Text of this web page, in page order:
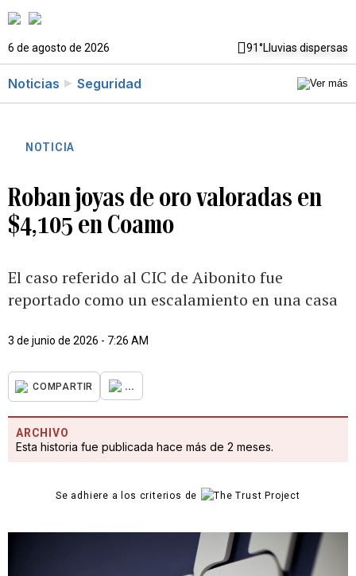
6 de agosto de 2026 91°Lluvias dispersas
Noticias Seguridad
NOTICIA
Roban joyas de oro valoradas en
$4,105 en Coamo
El caso referido al CIC de Aibonito fue
reportado como un escalamiento en una casa
3 de junio de 2026 - 7:26 AM
COMPARTIR ...
ARCHIVO
Esta historia fue publicada hace más de 2 meses.
Se adhiere a los criterios de